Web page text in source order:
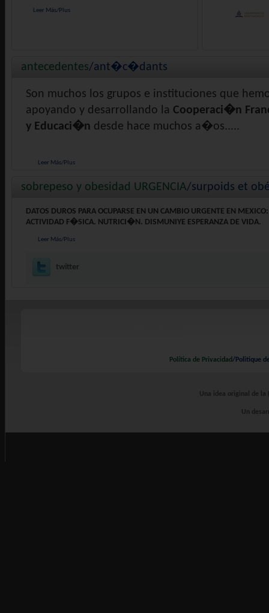
Leer Más/Plus
antecedentes/ant�c�dants
Son muchos los grupos e instituciones que
apoyando y desarrollando la Cooperaci�n
y Educaci�n desde hace muchos a�os.....
Leer Más/Plus
sobrepeso y obesidad URGENCIA/surpoids et
DATOS DUROS PARA OCUPARSE EN UN CAMBIO URGENTE EN
ACTIVIDAD F�SICA. NUTRICI�N. DISMUNIYE ESPERANZA DE VIDA.
Leer Más/Plus
twitter
Política de Privacidad/Politique
Una idea original de la
Un